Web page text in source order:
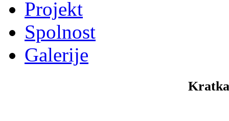
Projekt
Spolnost
Galerije